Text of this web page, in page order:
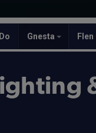
Gnesta Flen